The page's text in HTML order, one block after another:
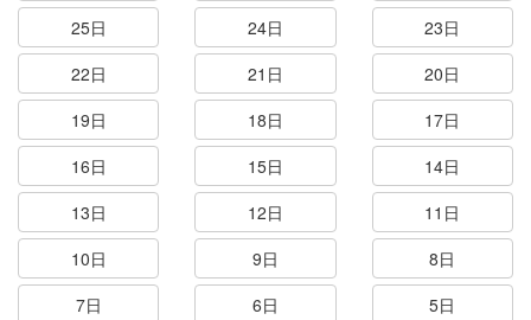
25日
24日
23日
22日
21日
20日
19日
18日
17日
16日
15日
14日
13日
12日
11日
10日
9日
8日
7日
6日
5日